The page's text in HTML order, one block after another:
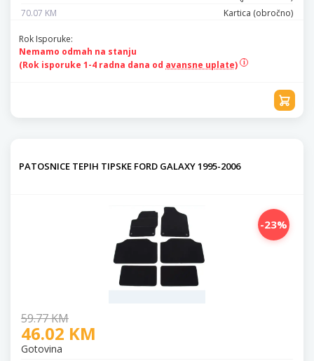
70.07 KM
Kartica (obročno)
Rok Isporuke:
Nemamo odmah na stanju
(Rok isporuke 1-4 radna dana od avansne uplate)
PATOSNICE TEPIH TIPSKE FORD GALAXY 1995-2006
-23%
59.77 KM
46.02 KM
Gotovina